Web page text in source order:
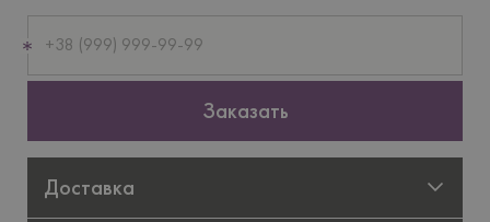
телефон
Заказать
Доставка